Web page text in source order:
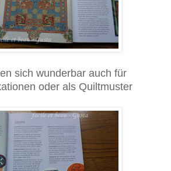
sich wunderbar auch für
oder als Quiltmuster